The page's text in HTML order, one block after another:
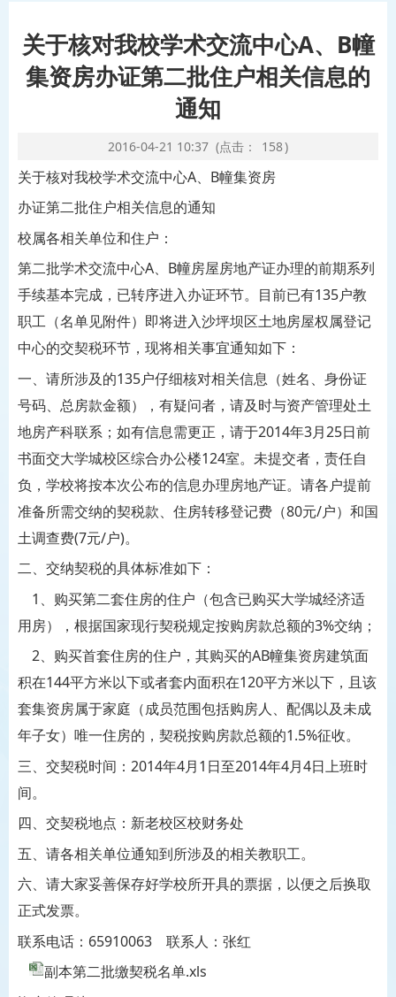
关于核对我校学术交流中心A、B幢
集资房办证第二批住户相关信息的
通知
2016-04-21 10:37 (点击： 158)
关于核对我校学术交流中心A、B幢集资房
办证第二批住户相关信息的通知
校属各相关单位和住户：
第二批学术交流中心A、B幢房屋房地产证办理的前期系列
手续基本完成，已转序进入办证环节。目前已有135户教
职工（名单见附件）即将进入沙坪坝区土地房屋权属登记
中心的交契税环节，现将相关事宜通知如下：
一、请所涉及的135户仔细核对相关信息（姓名、身份证
号码、总房款金额），有疑问者，请及时与资产管理处土
地房产科联系；如有信息需更正，请于2014年3月25日前
书面交大学城校区综合办公楼124室。未提交者，责任自
负，学校将按本次公布的信息办理房地产证。请各户提前
准备所需交纳的契税款、住房转移登记费（80元/户）和国
土调查费(7元/户)。
二、交纳契税的具体标准如下：
1、购买第二套住房的住户（包含已购买大学城经济适
用房），根据国家现行契税规定按购房款总额的3%交纳；
2、购买首套住房的住户，其购买的AB幢集资房建筑面
积在144平方米以下或者套内面积在120平方米以下，且该
套集资房属于家庭（成员范围包括购房人、配偶以及未成
年子女）唯一住房的，契税按购房款总额的1.5%征收。
三、交契税时间：2014年4月1日至2014年4月4日上班时
间。
四、交契税地点：新老校区校财务处
五、请各相关单位通知到所涉及的相关教职工。
六、请大家妥善保存好学校所开具的票据，以便之后换取
正式发票。
联系电话：65910063 联系人：张红
副本第二批缴契税名单.xls